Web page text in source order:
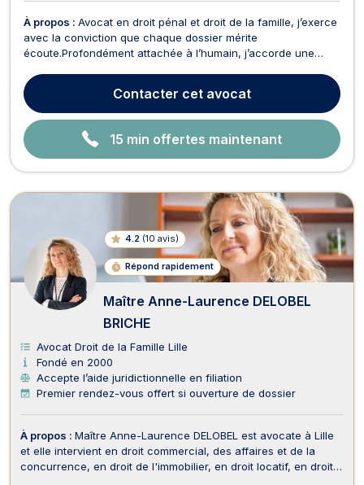
À propos : Avocat en droit pénal et droit de la famille, j’exerce
avec la conviction que chaque dossier mérite
écoute.Profondément attachée à l’humain, j’accorde une
chaque client comprenne pleinement les enjeux de sa
situation et les solutions possibles.J'exerce principaleme...
Contacter cet avocat
15 min offertes maintenant
4.2 (10 avis)
Répond rapidement
Maître Anne-Laurence DELOBEL
BRICHE
Avocat Droit de la Famille Lille
Fondé en 2000
Accepte l’aide juridictionnelle en filiation
Premier rendez-vous offert si ouverture de dossier
À propos : Maître Anne-Laurence DELOBEL est avocate à Lille
et elle intervient en droit commercial, des affaires et de la
concurrence, en droit de l'immobilier, en droit locatif, en droit